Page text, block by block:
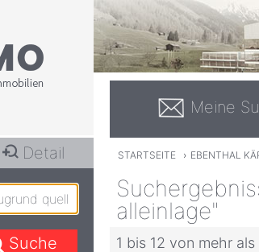
Meine
STARTSEITE › EBENTHAL
alleinlage"
1 bis 12 von mehr als
Detail